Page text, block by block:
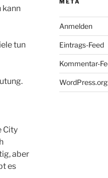
kann
tun
City
aber
es
META
Anmelden
Eintrags-Feed
Kommentar-
WordPress.org